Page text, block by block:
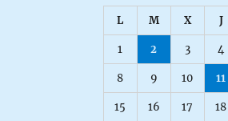
L M X J
1 2 3 4
8 9 10 11
15 16 17 18